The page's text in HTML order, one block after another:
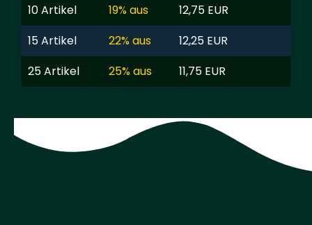
10 Artikel
19% aus
12,75 EUR
15 Artikel
22% aus
12,25 EUR
25 Artikel
25% aus 11,75 EUR